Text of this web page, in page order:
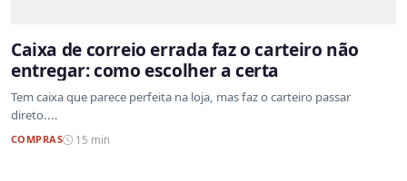
Caixa de correio errada faz o carteiro não
entregar: como escolher a certa
Tem caixa que parece perfeita na loja, mas faz o carteiro passar
direto....
COMPRAS 15 min